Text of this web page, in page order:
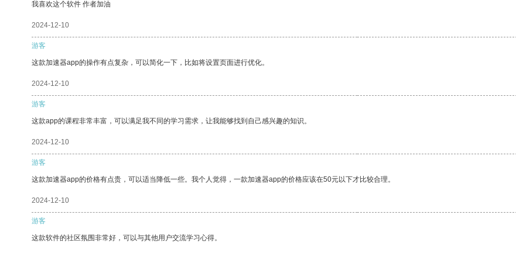
我喜欢这个软件 作者加油
2024-12-10
游客
这款加速器app的操作有点复杂，可以简化一下，比如将设置页面进行优化。
2024-12-10
游客
这款app的课程非常丰富，可以满足我不同的学习需求，让我能够找到自己感兴趣的知识。
2024-12-10
游客
这款加速器app的价格有点贵，可以适当降低一些。我个人觉得，一款加速器app的价格应该在50元以下才比较合理。
2024-12-10
游客
这款软件的社区氛围非常好，可以与其他用户交流学习心得。